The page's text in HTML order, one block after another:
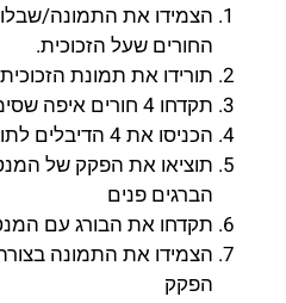
הצמידו את התמונה/
החורים שעל הזכוכית.
תורידו את תמונת
תקדחו 4 חורים איפה שסימנתם
הכניסו את 4 הדיבלים לתוך החורים
תוציאו את הפקק של
הברגים פנים
תקדחו את הבורג עם המנט/
הצמידו את התמונה
הפקק